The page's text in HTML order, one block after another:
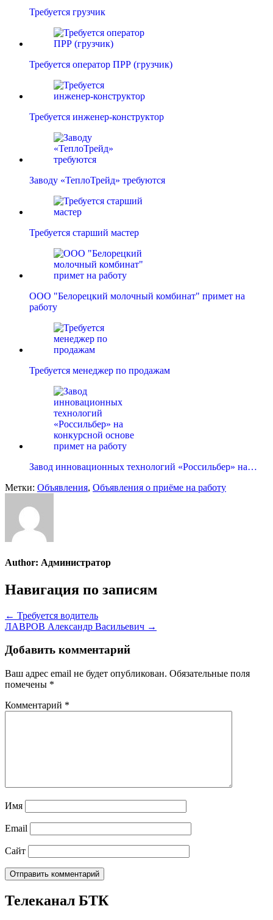
Требуется грузчик
Требуется оператор ПРР (грузчик)
Требуется инженер-конструктор
Заводу «ТеплоТрейд» требуются
Требуется старший мастер
ООО "Белорецкий молочный комбинат" примет на
работу
Требуется менеджер по продажам
Завод инновационных технологий «Россильбер» на…
Метки: Объявления, Объявления о приёме на работу
Author: Администратор
Навигация по записям
← Требуется водитель
ЛАВРОВ Александр Васильевич →
Добавить комментарий
Ваш адрес email не будет опубликован. Обязательные поля
помечены *
Комментарий *
Имя
Email
Сайт
Телеканал БТК